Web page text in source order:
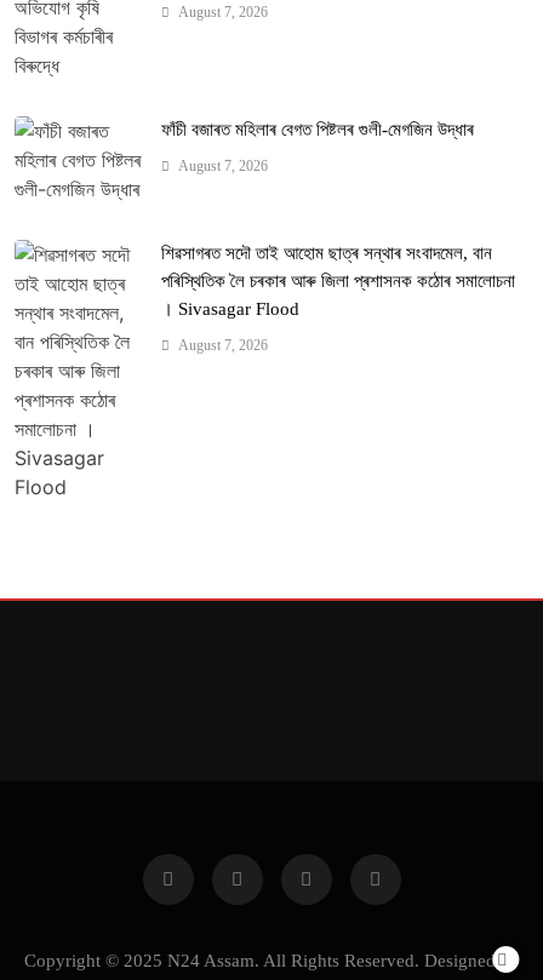
August 7, 2026
ফাঁচী বজাৰত মহিলাৰ বেগত পিষ্টলৰ গুলী-মেগজিন উদ্ধাৰ
August 7, 2026
শিৱসাগৰত সদৌ তাই আহোম ছাত্ৰ সন্থাৰ সংবাদমেল, বান
পৰিস্থিতিক লৈ চৰকাৰ আৰু জিলা প্ৰশাসনক কঠোৰ সমালোচনা
। Sivasagar Flood
August 7, 2026
Copyright © 2025 N24 Assam. All Rights Reserved. Designed by